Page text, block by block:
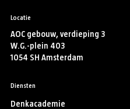
Locatie
AOC gebouw, verdieping 3
W.G.-plein 403
1054 SH Amsterdam
Diensten
Denkacademie